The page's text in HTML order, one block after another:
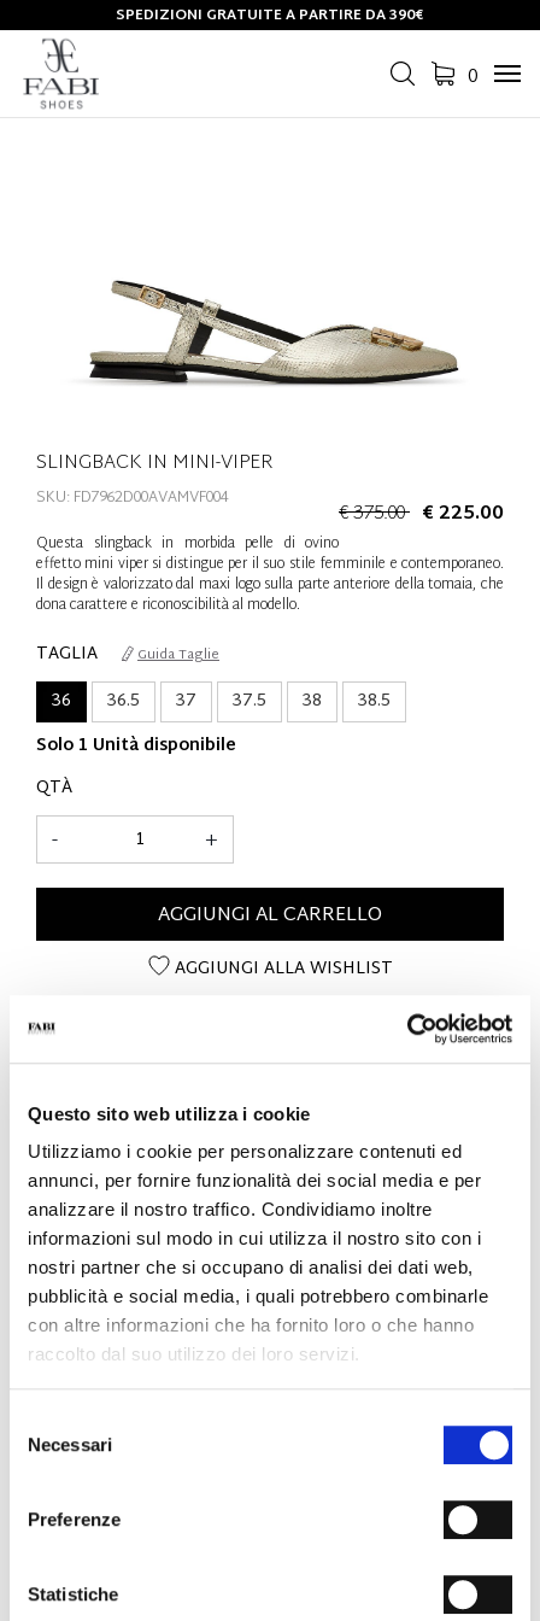
Questo sito web utilizza i cookie
Utilizziamo i cookie per personalizzare contenuti ed
annunci, per fornire funzionalità dei social media e per
analizzare il nostro traffico. Condividiamo inoltre
informazioni sul modo in cui utilizza il nostro sito con i
nostri partner che si occupano di analisi dei dati web,
pubblicità e social media, i quali potrebbero combinarle
con altre informazioni che ha fornito loro o che hanno
raccolto dal suo utilizzo dei loro servizi.
delNecessari
Preferenze
Statistiche
SPEDIZIONI GRATUITE A PARTIRE DA 390€
0
SLINGBACK IN MINI-VIPER
€ 375.00 € 225.00
SKU: FD7962D00AVAMVF004
Questa slingback in morbida pelle di ovino
effetto mini viper si distingue per il suo stile femminile e contemporaneo.
Il design è valorizzato dal maxi logo sulla parte anteriore della tomaia, che
dona carattere e riconoscibilità al modello.
TAGLIA Guida Taglie
36 36.5 37 37.5 38
38.5
Solo 1 Unità disponibile
QTÀ
+
-
AGGIUNGI AL CARRELLO
AGGIUNGI ALLA WISHLIST
DETTAGLI SUL PRODOTTO
- Materiale: Pelle di ovino effetto mini viper
- Colore: Platino
- Calzata: Regolare
- Made in Italy
PERCHÉ È SPECIALE?
ARTIGIANALE
METODI DI PAGAMENTO